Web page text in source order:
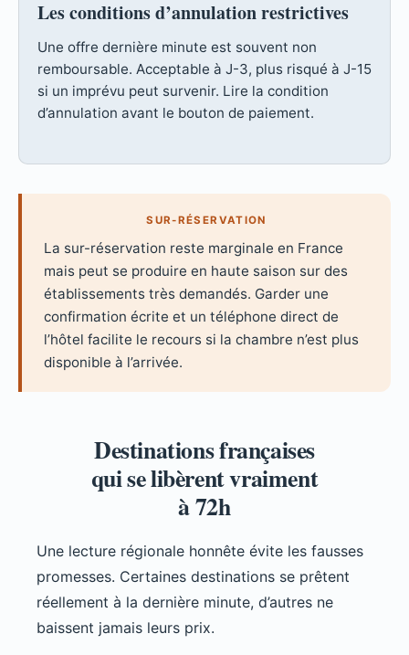
Les conditions d’annulation restrictives
Une offre dernière minute est souvent non
remboursable. Acceptable à J-3, plus risqué à J-15
si un imprévu peut survenir. Lire la condition
d’annulation avant le bouton de paiement.
SUR-RÉSERVATION
La sur-réservation reste marginale en France
mais peut se produire en haute saison sur des
établissements très demandés. Garder une
confirmation écrite et un téléphone direct de
l’hôtel facilite le recours si la chambre n’est plus
disponible à l’arrivée.
Destinations françaises
qui se libèrent vraiment
à 72h
Une lecture régionale honnête évite les fausses
promesses. Certaines destinations se prêtent
réellement à la dernière minute, d’autres ne
baissent jamais leurs prix.